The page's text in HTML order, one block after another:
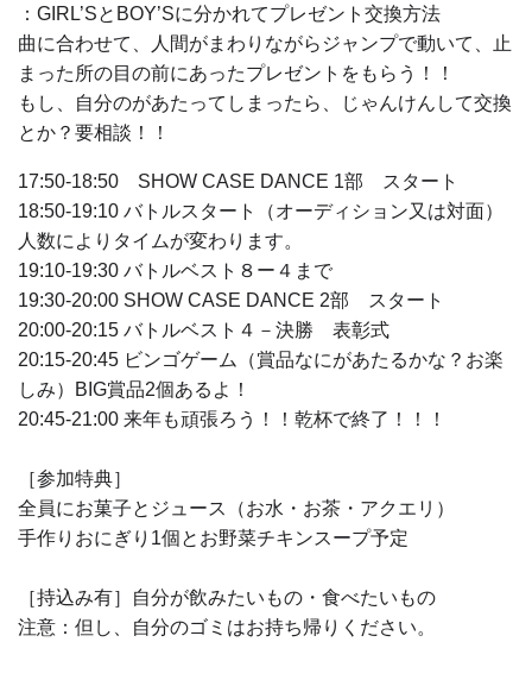
：GIRL’SとBOY’Sに分かれてプレゼント交換方法
曲に合わせて、人間がまわりながらジャンプで動いて、止
まった所の目の前にあったプレゼントをもらう！！
もし、自分のがあたってしまったら、じゃんけんして交換
とか？要相談！！
17:50-18:50 SHOW CASE DANCE 1部 スタート
18:50-19:10 バトルスタート（オーディション又は対面）
人数によりタイムが変わります。
19:10-19:30 バトルベスト８ー４まで
19:30-20:00 SHOW CASE DANCE 2部 スタート
20:00-20:15 バトルベスト４－決勝 表彰式
20:15-20:45 ビンゴゲーム（賞品なにがあたるかな？お楽
しみ）BIG賞品2個あるよ！
20:45-21:00 来年も頑張ろう！！乾杯で終了！！！
［参加特典］
全員にお菓子とジュース（お水・お茶・アクエリ）
手作りおにぎり1個とお野菜チキンスープ予定
［持込み有］自分が飲みたいもの・食べたいもの
注意：但し
、自分のゴミはお持ち帰りください。